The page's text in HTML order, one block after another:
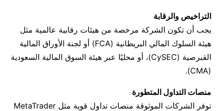
التراخيص والرقابة
يجب أن تكون الشركة مرخصة من هيئات رقابية عالمية مثل
هيئة السلوك المالي البريطانية (FCA) أو لجنة الأوراق المالية
القبرصية (CySEC)، أو محليًا عبر هيئة السوق المالية السعودية
(CMA).
منصات التداول المتطورة
توفر الشركات الموثوقة منصات تداول قوية مثل MetaTrader